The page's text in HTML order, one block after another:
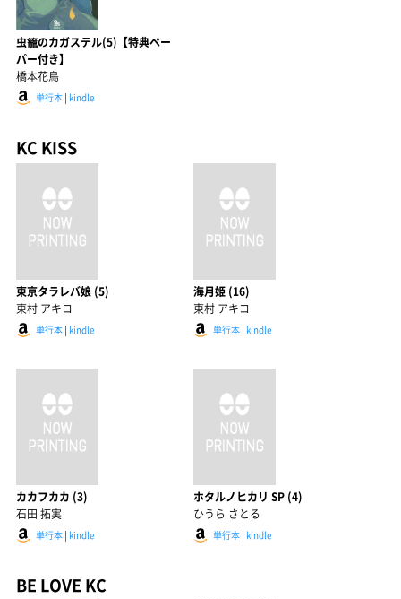
虫籠のカガステル(5)【特典ペー
パー付き】
橋本花鳥
単行本 | kindle
KC KISS
東京タラレバ娘 (5)
東村 アキコ
単行本 | kindle
海月姫 (16)
東村 アキコ
単行本| kindle
カカフカカ (3)
石田 拓実
単行本 | kindle
ホタルノヒカリ SP (4)
ひうら さとる
単行本| kindle
BE LOVE KC